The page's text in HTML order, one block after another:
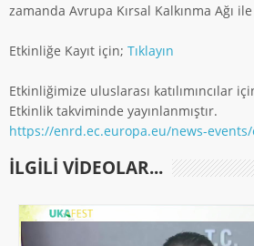
zamanda Avrupa Kırsal Kalkınma Ağı
Etkinliğe Kayıt için; Tıklayın
Etkinliğimize uluslarası katılımıncılar
Etkinlik takviminde yayınlanmıştır.
https://enrd.ec.europa.eu/news-
ILGILI VIDEOLAR...